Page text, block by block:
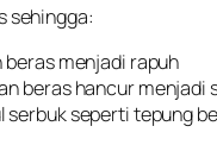
sehingga:
beras menjadi rapuh
beras hancur menjadi
serbuk seperti tepung